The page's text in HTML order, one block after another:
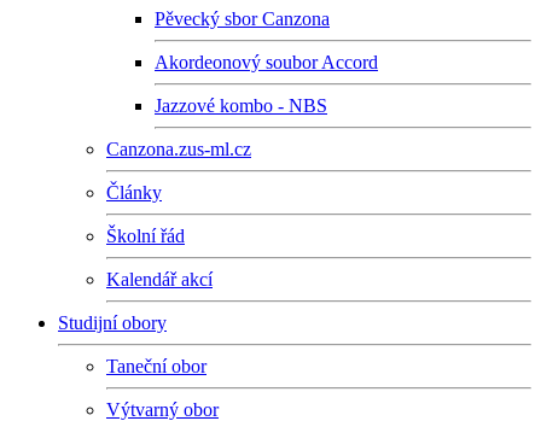
Pěvecký sbor Canzona
Akordeonový soubor Accord
Jazzové kombo - NBS
Canzona.zus-ml.cz
Články
Školní řád
Kalendář akcí
Studijní obory
Taneční obor
Výtvarný obor